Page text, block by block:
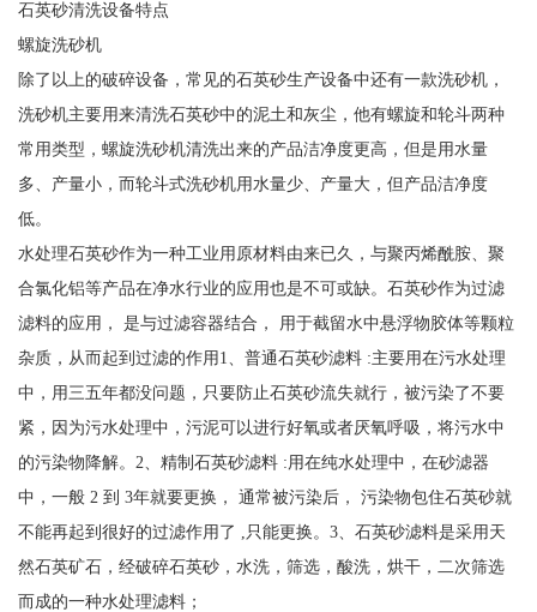
石英砂清洗设备特点
螺旋洗砂机
除了以上的破碎设备，常见的石英砂生产设备中还有一款洗砂机，
洗砂机主要用来清洗石英砂中的泥土和灰尘，他有螺旋和轮斗两种
常用类型，螺旋洗砂机清洗出来的产品洁净度更高，但是用水量
多、产量小，而轮斗式洗砂机用水量少、产量大，但产品洁净度
低。
水处理石英砂作为一种工业用原材料由来已久，与聚丙烯酰胺、聚
合氯化铝等产品在净水行业的应用也是不可或缺。石英砂作为过滤
滤料的应用， 是与过滤容器结合， 用于截留水中悬浮物胶体等颗粒
杂质，从而起到过滤的作用1、普通石英砂滤料 :主要用在污水处理
中，用三五年都没问题，只要防止石英砂流失就行，被污染了不要
紧，因为污水处理中，污泥可以进行好氧或者厌氧呼吸，将污水中
的污染物降解。2、精制石英砂滤料 :用在纯水处理中，在砂滤器
中，一般 2 到 3年就要更换， 通常被污染后， 污染物包住石英砂就
不能再起到很好的过滤作用了 ,只能更换。3、石英砂滤料是采用天
然石英矿石，经破碎石英砂，水洗，筛选，酸洗，烘干，二次筛选
而成的一种水处理滤料；